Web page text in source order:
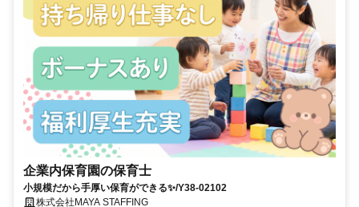
企業内保育園の保育士
小規模だから手厚い保育ができる✨/Y38-02102
株式会社MAYA STAFFING